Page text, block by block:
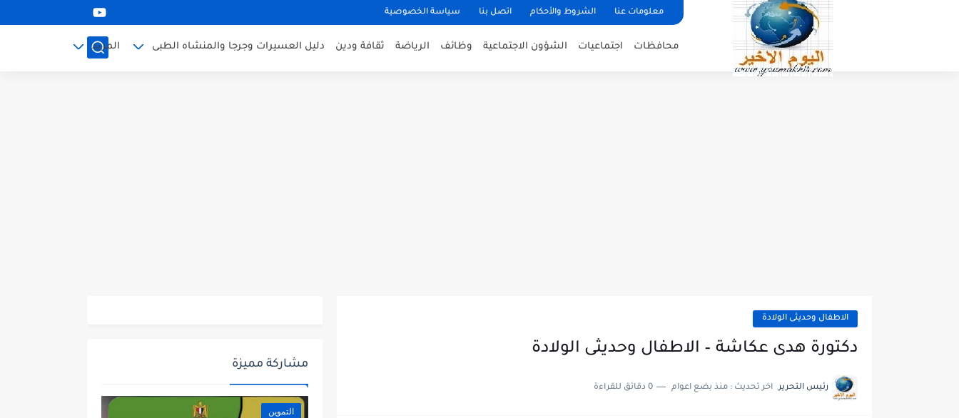
معلومات عنا الشروط والأحكام اتصل بنا سياسة الخصوصية
محافظات اجتماعيات الشؤون الاجتماعية وظائف الرياضة ثقافة ودين دليل العسيرات وجرجا والمنشاه الطبى المزيد
الاطفال وحديثى الولادة
دكتورة هدى عكاشة – الاطفال وحديثى الولادة
رئيس التحرير اخر تحديث : منذ بضع اعوام 0 دقائق للقراءة
مشاركة مميزة
التموين